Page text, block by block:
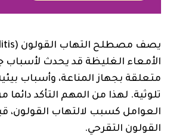
الأمعاء الغليظة قد يحدث لأسباب
متعلقة بجهاز المناعة، وأسباب
تلوثية. لهذا من المهم التأكد
العوامل كسبب لالتهاب
القولون التقرحي.